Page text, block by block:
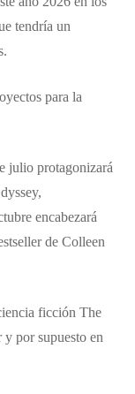
tendría un
para la
julio protagonizará
encabezará
de Colleen
ficción The
por supuesto en